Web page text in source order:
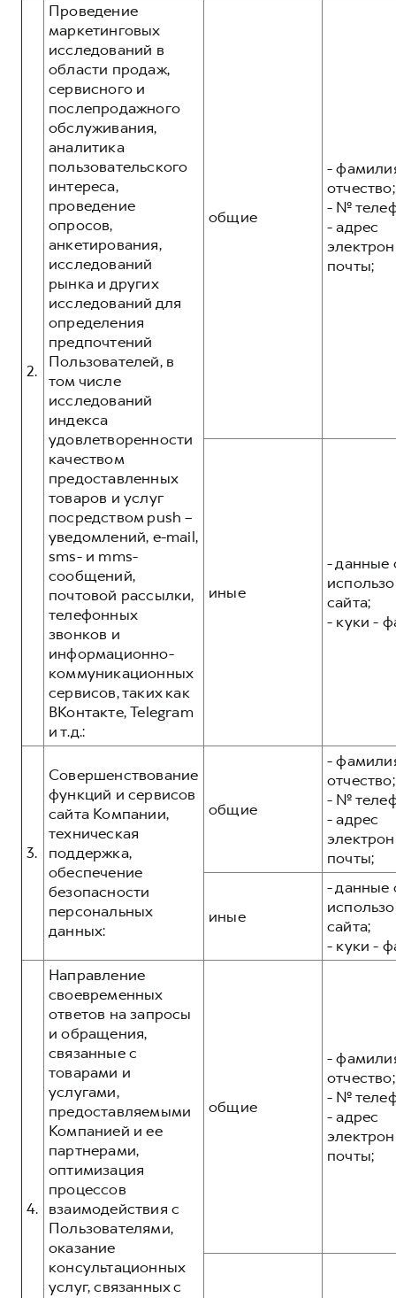
2.
Проведение
маркетинговых
исследований в
области продаж,
сервисного и
послепродажного
обслуживания,
аналитика
пользовательского
интереса,
проведение
опросов,
анкетирования,
исследований
рынка и других
исследований для
определения
предпочтений
Пользователей, в
том числе
исследований
индекса
удовлетворенности
качеством
предоставленных
товаров и услуг
посредством push –
уведомлений, e-mail,
sms- и mms-
сообщений,
почтовой рассылки,
телефонных
звонков и
информационно-
коммуникационных
сервисов, таких как
ВКонтакте, Telegram
и т.д.:
общие
-
отчество;
- №
- адрес
почты;
иные
- данные
сайта;
- куки -
3.
Совершенствование
функций и сервисов
сайта Компании,
техническая
поддержка,
обеспечение
безопасности
персональных
данных:
общие
-
отчество;
- №
- адрес
почты;
иные
- данные
сайта;
- куки -
4.
Направление
своевременных
ответов на запросы
и обращения,
связанные с
товарами и
услугами,
предоставляемыми
Компанией и ее
партнерами,
оптимизация
процессов
взаимодействия с
Пользователями,
оказание
консультационных
услуг, связанных с
общие
-
отчество;
- №
- адрес
почты;